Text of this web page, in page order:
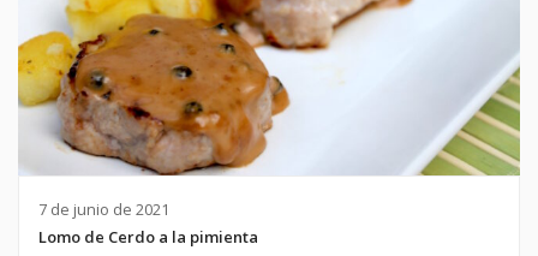
7 de junio de 2021
Lomo de Cerdo a la pimienta